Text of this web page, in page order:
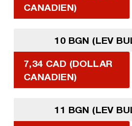
CANADIEN)
10 BGN (LEV
7,34 CAD (DOLLAR
CANADIEN)
11 BGN (LEV